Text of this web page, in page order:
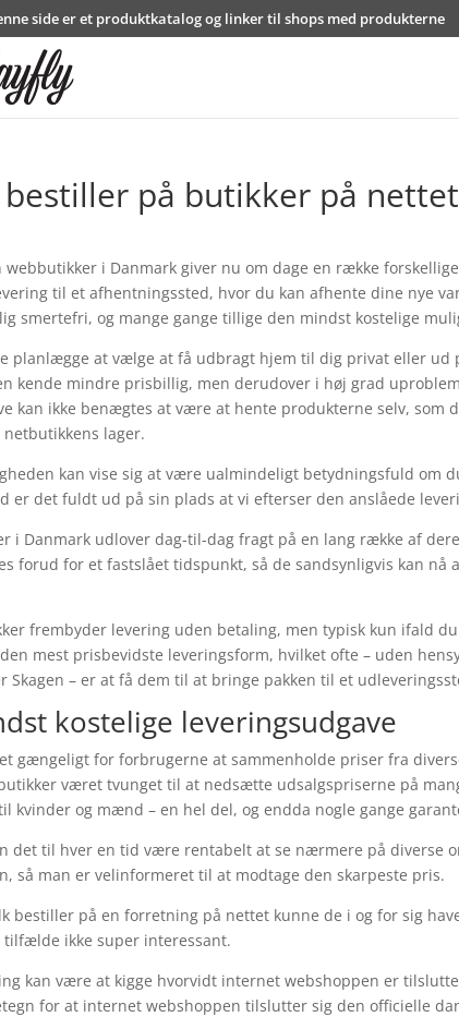
side er et produktkatalog og linker til shops med produkterne
bestiller på butikker på nettet
webbutikker i Danmark giver nu om dage en række
til et afhentningssted, hvor du kan afhente dine nye
smertefri, og mange gange tillige den mindst kostelige
planlægge at vælge at få udbragt hjem til dig privat eller ud
kende mindre prisbillig, men derudover i høj grad
kan ikke benægtes at være at hente produkterne selv, som
lager.
kan vise sig at være ualmindeligt betydningsfuld om
er det fuldt ud på sin plads at vi efterser den anslåede
i Danmark udlover dag-til-dag fragt på en lang række af
forud for et fastslået tidspunkt, så de sandsynligvis kan
frembyder levering uden betaling, men typisk kun ifald
mest prisbevidste leveringsform, hvilket ofte – uden
Skagen – er at få dem til at bringe pakken til et
kostelige leveringsudgave
gængeligt for forbrugerne at sammenholde priser fra
været tvunget til at nedsætte udsalgspriserne på
kvinder og mænd – en hel del, og endda nogle gange
det til hver en tid være rentabelt at se nærmere på diverse
så man er velinformeret til at modtage den skarpeste pris.
bestiller på en forretning på nettet kunne de i og for sig
tilfælde ikke super interessant.
kan være at kigge hvorvidt internet webshoppen er
for at internet webshoppen tilslutter sig den officielle